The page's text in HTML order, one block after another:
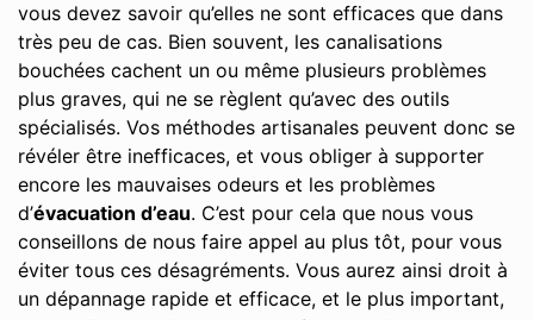
vous devez savoir qu’elles ne sont efficaces que dans
très peu de cas. Bien souvent, les canalisations
bouchées cachent un ou même plusieurs problèmes
plus graves, qui ne se règlent qu’avec des outils
spécialisés. Vos méthodes artisanales peuvent donc se
révéler être inefficaces, et vous obliger à supporter
encore les mauvaises odeurs et les problèmes
d’évacuation d’eau. C’est pour cela que nous vous
conseillons de nous faire appel au plus tôt, pour vous
éviter tous ces désagréments. Vous aurez ainsi droit à
un dépannage rapide et efficace, et le plus important,